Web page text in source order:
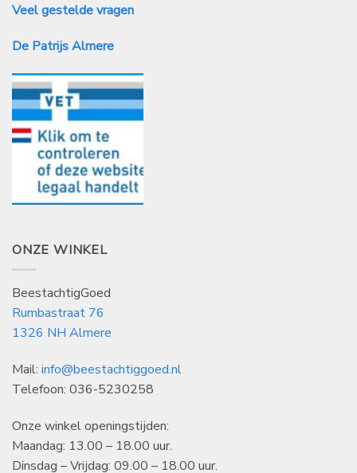
Veel gestelde vragen
De Patrijs Almere
ONZE WINKEL
BeestachtigGoed
Rumbastraat 76
1326 NH Almere
Mail: info@beestachtiggoed.nl
Telefoon: 036-5230258
Onze winkel openingstijden:
Maandag: 13.00 – 18.00 uur.
Dinsdag – Vrijdag: 09.00 – 18.00 uur.